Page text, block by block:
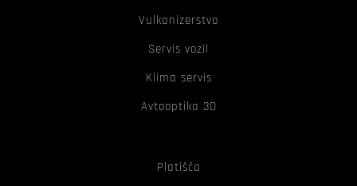
Vulkanizerstvo
Servis vozil
Klima servis
Avtooptika 3D
Platišča